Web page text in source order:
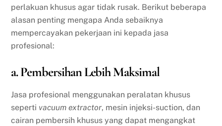
perlakuan khusus agar tidak rusak. Berikut beberapa
alasan penting mengapa Anda sebaiknya
mempercayakan pekerjaan ini kepada jasa
profesional:
a. Pembersihan Lebih Maksimal
Jasa profesional menggunakan peralatan khusus
seperti vacuum extractor, mesin injeksi-suction, dan
cairan pembersih khusus yang dapat mengangkat